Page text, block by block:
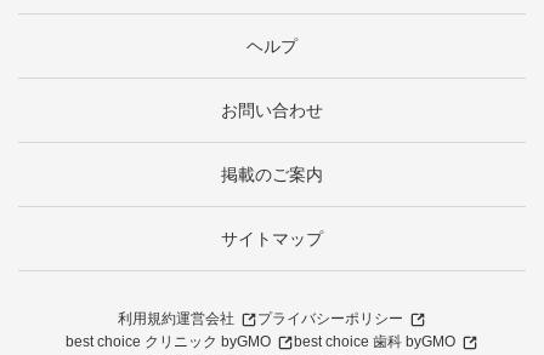
ヘルプ
お問い合わせ
掲載のご案内
サイトマップ
利用規約運営会社
プライバシーポリシー
best choice クリニック byGMO
best choice 歯科 byGMO